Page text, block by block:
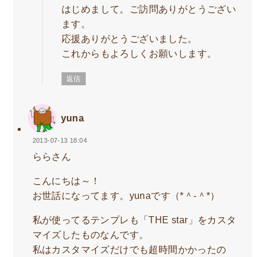
はじめまして。ご訪問ありがとうござい
ます。
応援ありがとうございました。
これからもよろしくお願いします。
返信
yuna
2013-07-13 18:04
ららさん
こんにちは～！
お世話になってます。yunaです（*＾-＾*）
私が使ってるテンプレも「THE star」をカスタ
マイズしたものなんです。
私はカスタマイズだけでも超時間かかったの